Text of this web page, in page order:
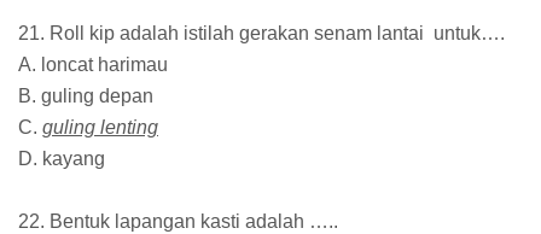
21. Roll kip adalah istilah gerakan senam lantai untuk….
A. loncat harimau
B. guling depan
C. guling lenting
D. kayang
22. Bentuk lapangan kasti adalah …..